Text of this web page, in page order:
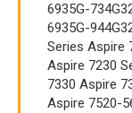
6935G-
6935G-
Series Aspire
Aspire 7230
7330 Aspire
Aspire 7520-